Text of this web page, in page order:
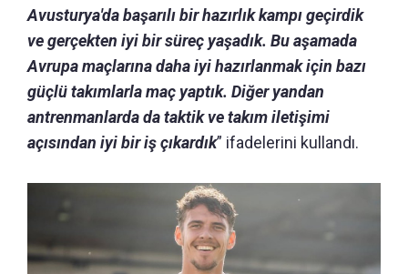
Avusturya'da başarılı bir hazırlık kampı geçirdik
ve gerçekten iyi bir süreç yaşadık. Bu aşamada
Avrupa maçlarına daha iyi hazırlanmak için bazı
güçlü takımlarla maç yaptık. Diğer yandan
antrenmanlarda da taktik ve takım iletişimi
açısından iyi bir iş çıkardık” ifadelerini kullandı.